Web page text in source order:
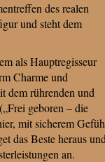
des realen
und steht dem
als Hauptregisseur
Charme und
dem rührenden und
geboren – die
mit sicherem
das Beste heraus
an.